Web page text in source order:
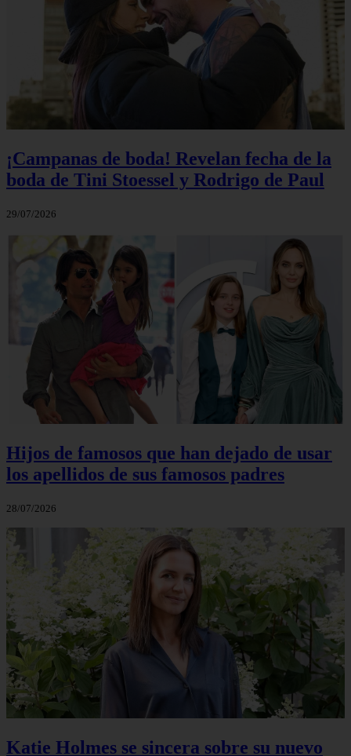
¡Campanas de boda! Revelan fecha de la
boda de Tini Stoessel y Rodrigo de Paul
29/07/2026
Hijos de famosos que han dejado de usar
los apellidos de sus famosos padres
28/07/2026
Katie Holmes se sincera sobre su nuevo